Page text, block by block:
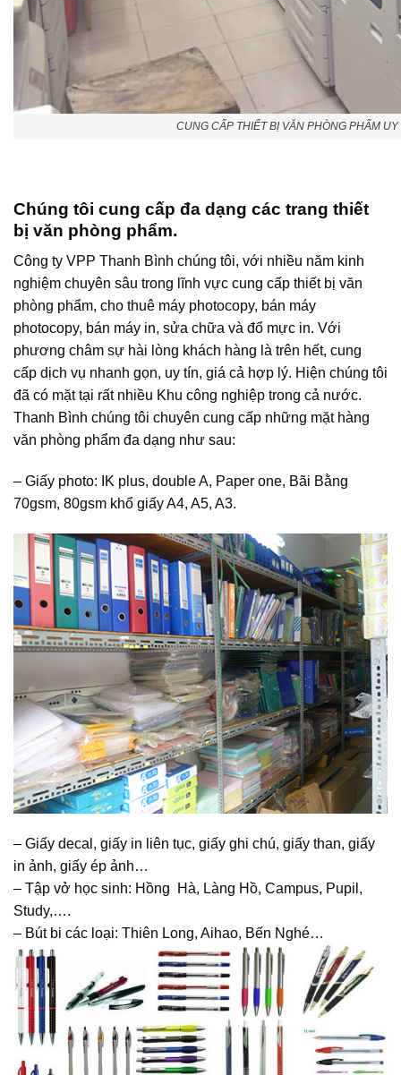
CUNG CẤP THIẾT BỊ VĂN PHÒNG PHẨM
Chúng tôi cung cấp đa dạng các trang thiết
bị văn phòng phẩm.
Công ty VPP Thanh Bình chúng tôi, với nhiều năm kinh
nghiệm chuyên sâu trong lĩnh vực cung cấp thiết bị văn
phòng phẩm, cho thuê máy photocopy, bán máy
photocopy, bán máy in, sửa chữa và đổ mực in. Với
phương châm sự hài lòng khách hàng là trên hết, cung
cấp dịch vụ nhanh gọn, uy tín, giá cả hợp lý. Hiện chúng tôi
đã có mặt tại rất nhiều Khu công nghiệp trong cả nước.
Thanh Bình chúng tôi chuyên cung cấp những mặt hàng
văn phòng phẩm đa dạng như sau:
– Giấy photo: IK plus, double A, Paper one, Bãi Bằng
70gsm, 80gsm khổ giấy A4, A5, A3.
– Giấy decal, giấy in liên tục, giấy ghi chú, giấy than, giấy
in ảnh, giấy ép ảnh…
– Tập vở học sinh: Hồng Hà, Làng Hồ, Campus, Pupil,
Study,….
– Bút bi các loại: Thiên Long, Aihao, Bến Nghé…